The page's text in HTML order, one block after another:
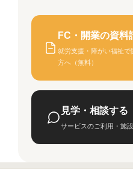
FC・開業の資料
就労支援・障がい福祉で
方へ（無料）
見学・相談する
サービスのご利用・施